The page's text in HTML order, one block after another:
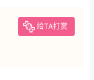
给TA打赏